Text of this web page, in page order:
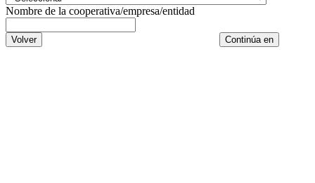
Nombre de la cooperativa/empresa/entidad
Volver Continúa en